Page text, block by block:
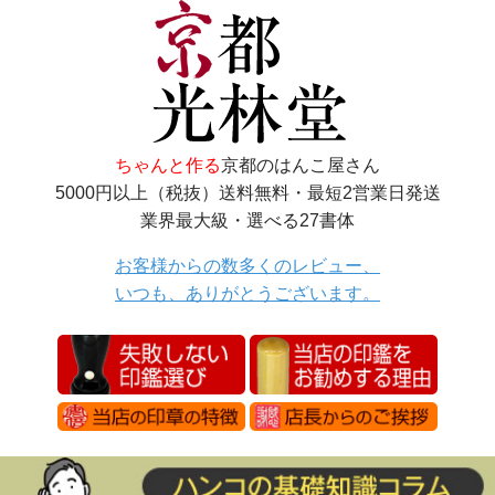
ちゃんと作る京都のはんこ屋さん
5000円以上（税抜）送料無料・最短2営業日発送
業界最大級・選べる27書体
お客様からの数多くのレビュー、
いつも、ありがとうございます。